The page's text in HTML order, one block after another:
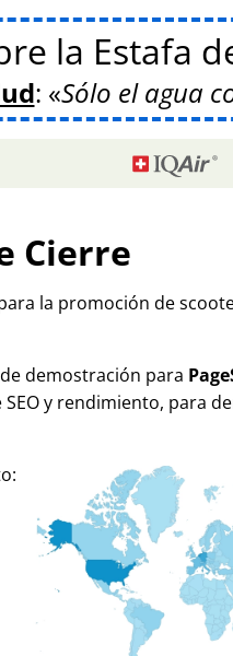
la Estafa
: Sólo el agua
Cierre
la promoción de
demostración para
y rendimiento, para